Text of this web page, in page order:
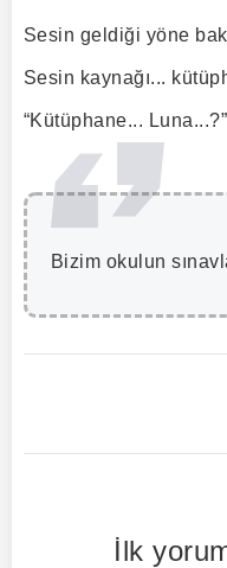
Sesin geldiği yöne
Sesin kaynağı...
“Kütüphane... Luna...?”
Bizim okulun
İlk